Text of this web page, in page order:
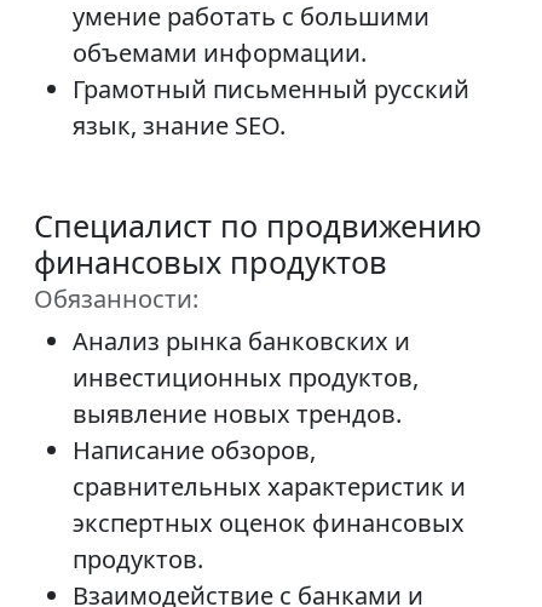
умение работать с большими
объемами информации.
Грамотный письменный русский
язык, знание SEO.
Специалист по продвижению
финансовых продуктов
Обязанности:
Анализ рынка банковских и
инвестиционных продуктов,
выявление новых трендов.
Написание обзоров,
сравнительных характеристик и
экспертных оценок финансовых
продуктов.
Взаимодействие с банками и